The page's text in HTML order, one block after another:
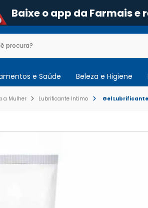
Baixe o app da Farmais
e Saúde Beleza e Higiene
a Mulher Lubrificante Intimo Gel